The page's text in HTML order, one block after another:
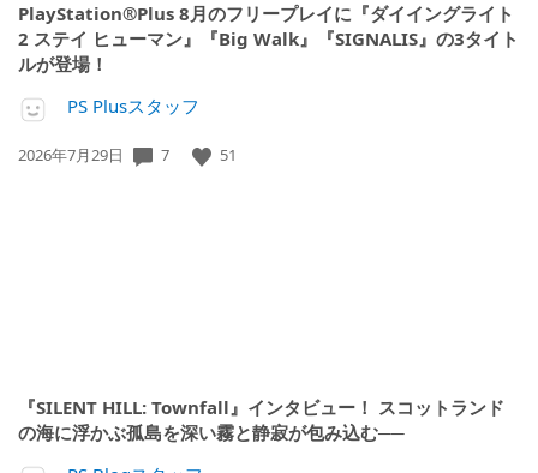
PlayStation®Plus 8月のフリープレイに『ダイイングライト
2 ステイ ヒューマン』『Big Walk』『SIGNALIS』の3タイト
ルが登場！
PS Plusスタッフ
公
2026年7月29日 7 51
『SILENT HILL: Townfall』インタビュー！ スコットランド
の海に浮かぶ孤島を深い霧と静寂が包み込む──